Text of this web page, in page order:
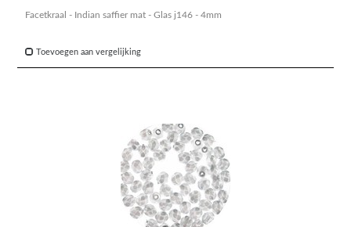
Facetkraal - Indian saffier mat - Glas j146 - 4mm
Toevoegen aan vergelijking